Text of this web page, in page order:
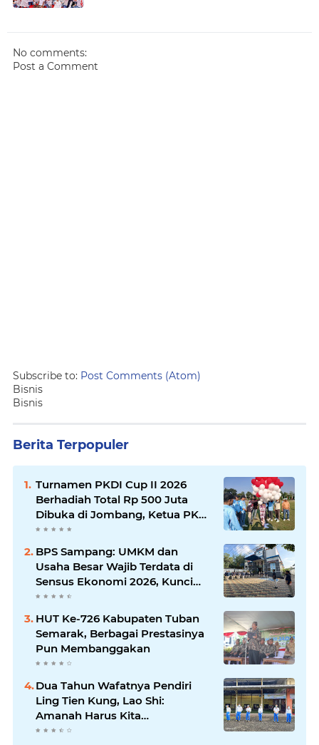
No comments:
Post a Comment
Subscribe to: Post Comments (Atom)
Bisnis
Bisnis
Berita Terpopuler
Turnamen PKDI Cup II 2026
Berhadiah Total Rp 500 Juta
Dibuka di Jombang, Ketua PKDI
Jatim Syaifullah Mahdi: Ajang
Komunikasi Antar-Kades untuk
Memajukan Desa
BPS Sampang: UMKM dan
Usaha Besar Wajib Terdata di
Sensus Ekonomi 2026, Kunci
Kebijakan Tepat Sasaran
HUT Ke-726 Kabupaten Tuban
Semarak, Berbagai Prestasinya
Pun Membanggakan
Dua Tahun Wafatnya Pendiri
Ling Tien Kung, Lao Shi:
Amanah Harus Kita
Laksanakan!